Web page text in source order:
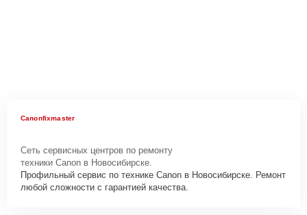
Canonfixmaster
Сеть сервисных центров по ремонту
техники Canon в Новосибирске.
Профильный сервис по технике Canon в Новосибирске. Ремонт
любой сложности с гарантией качества.